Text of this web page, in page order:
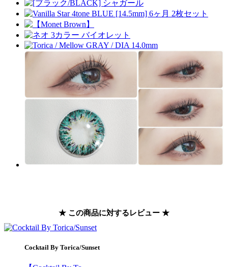
★ この商品に対するレビュー ★
Cocktail By Torica/Sunset